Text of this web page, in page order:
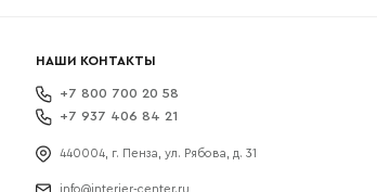
НАШИ КОНТАКТЫ
+7 800 700 20 58
+7 937 406 84 21
440004, г. Пенза, ул. Рябова, д. 31
info@interier-center.ru